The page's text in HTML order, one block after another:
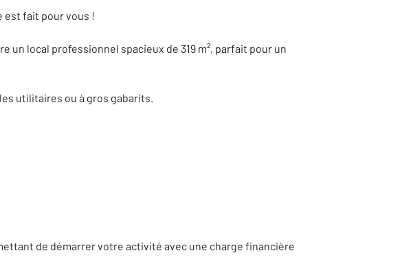
est fait pour vous !
local professionnel spacieux de 319 m², parfait pour un
utilitaires ou à gros gabarits.
de démarrer votre activité avec une charge financière